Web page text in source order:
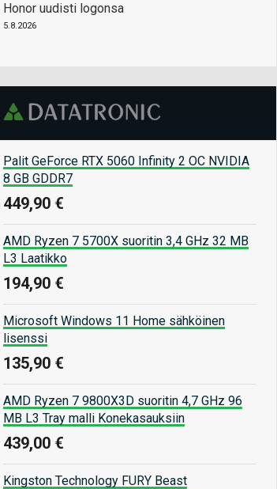
Honor uudisti logonsa
5.8.2026
Palit GeForce RTX 5060 Infinity 2 OC NVIDIA
8 GB GDDR7
449,90 €
AMD Ryzen 7 5700X suoritin 3,4 GHz 32 MB
L3 Laatikko
194,90 €
Microsoft Windows 11 Home sähköinen
lisenssi
135,90 €
AMD Ryzen 7 9800X3D suoritin 4,7 GHz 96
MB L3 Tray malli Konekasauksiin
439,00 €
Kingston Technology FURY Beast